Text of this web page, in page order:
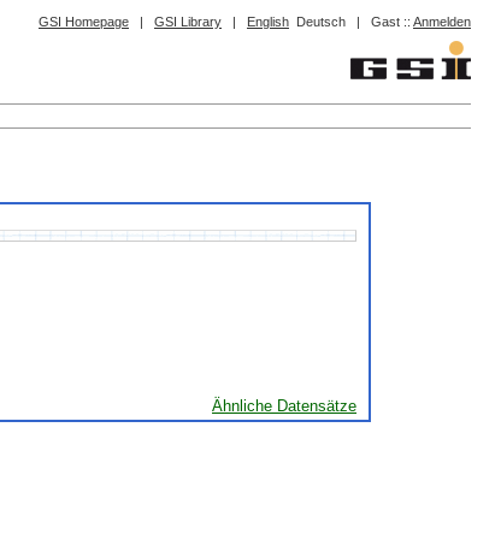
GSI Homepage | GSI Library | English Deutsch | Gast :: Anmelden
Ähnliche Datensätze